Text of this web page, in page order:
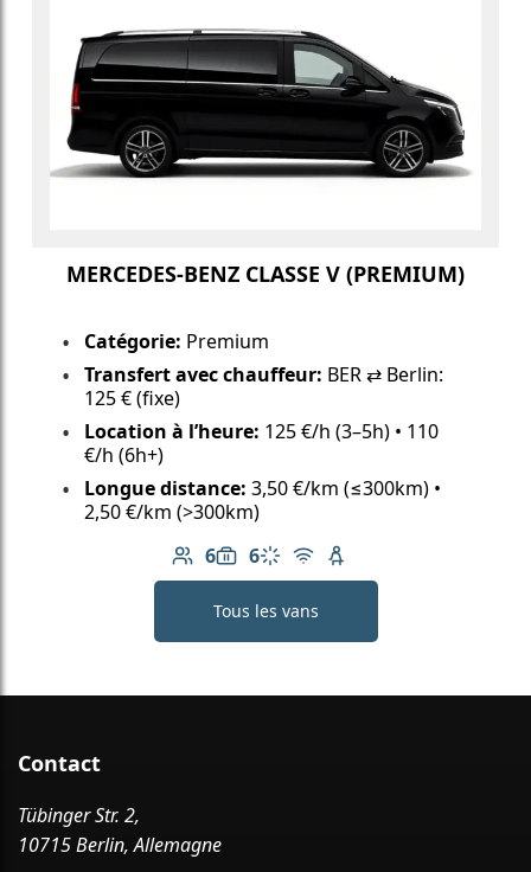
MERCEDES-BENZ CLASSE V (PREMIUM)
Catégorie: Premium
Transfert avec chauffeur: BER ⇄ Berlin:
125 € (fixe)
Location à l’heure: 125 €/h (3–5h) • 110
€/h (6h+)
Longue distance: 3,50 €/km (≤300km) •
2,50 €/km (>300km)
6
Nombre de passagers: 6
6
Capacité des bagages: 6
Climatisation
Wi-Fi gratuit
Siège enfant
Tous les vans
Contact
Tübinger Str. 2,
10715 Berlin, Allemagne